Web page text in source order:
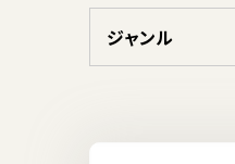
ジャンル